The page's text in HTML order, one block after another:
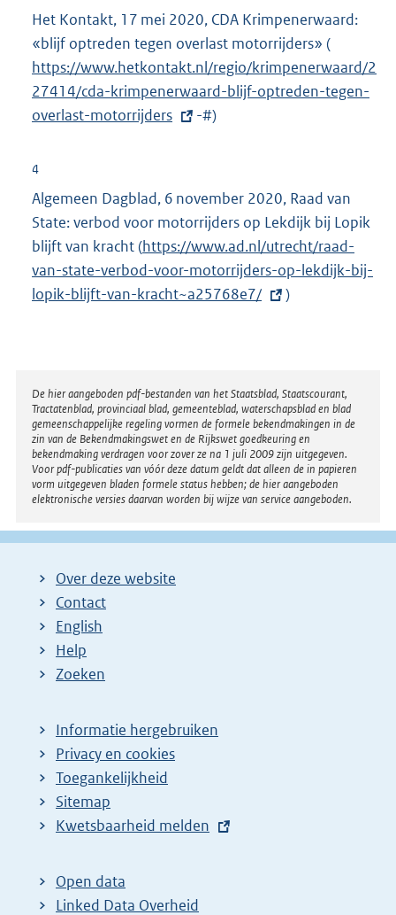
i
n
Het Kontakt, 17 mei 2020, CDA Krimpenerwaard:
«blijf optreden tegen overlast motorrijders» (
x
t
n
k
https://www.hetkontakt.nl/regio/krimpenerwaard/2
27414/cda-krimpenerwaard-blijf-optreden-tegen-
overlast-motorrijders
-#)
4
Algemeen Dagblad, 6 november 2020, Raad van
State: verbod voor motorrijders op Lekdijk bij Lopik
blijft van kracht (E
x
t
e
l
i
n
k
:
https://www.ad.nl/utrecht/raad-
van-state-verbod-voor-motorrijders-op-lekdijk-bij-
lopik-blijft-van-kracht~a25768e7/
)
Disclaimer
De hier aangeboden pdf-bestanden van het Staatsblad, Staatscourant,
Tractatenblad, provinciaal blad, gemeenteblad, waterschapsblad en blad
gemeenschappelijke regeling vormen de formele bekendmakingen in de
zin van de Bekendmakingswet en de Rijkswet goedkeuring en
bekendmaking verdragen voor zover ze na 1 juli 2009 zijn uitgegeven.
Voor pdf-publicaties van vóór deze datum geldt dat alleen de in papieren
vorm uitgegeven bladen formele status hebben; de hier aangeboden
elektronische versies daarvan worden bij wijze van service aangeboden.
Over deze website
Contact
English
Help
Zoeken
Informatie hergebruiken
Privacy en cookies
Toegankelijkheid
Sitemap
E
t
e
Kwetsbaarheid melden
Open data
Linked Data Overheid